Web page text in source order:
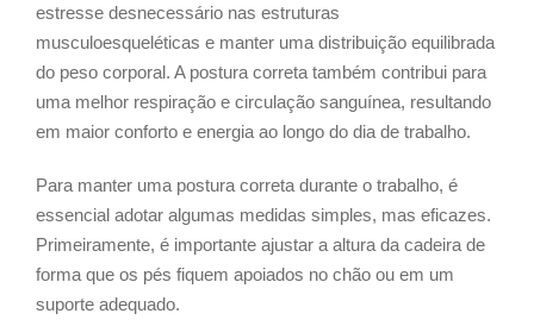
estresse desnecessário nas estruturas
musculoesqueléticas e manter uma distribuição equilibrada
do peso corporal. A postura correta também contribui para
uma melhor respiração e circulação sanguínea, resultando
em maior conforto e energia ao longo do dia de trabalho.
Para manter uma postura correta durante o trabalho, é
essencial adotar algumas medidas simples, mas eficazes.
Primeiramente, é importante ajustar a altura da cadeira de
forma que os pés fiquem apoiados no chão ou em um
suporte adequado.